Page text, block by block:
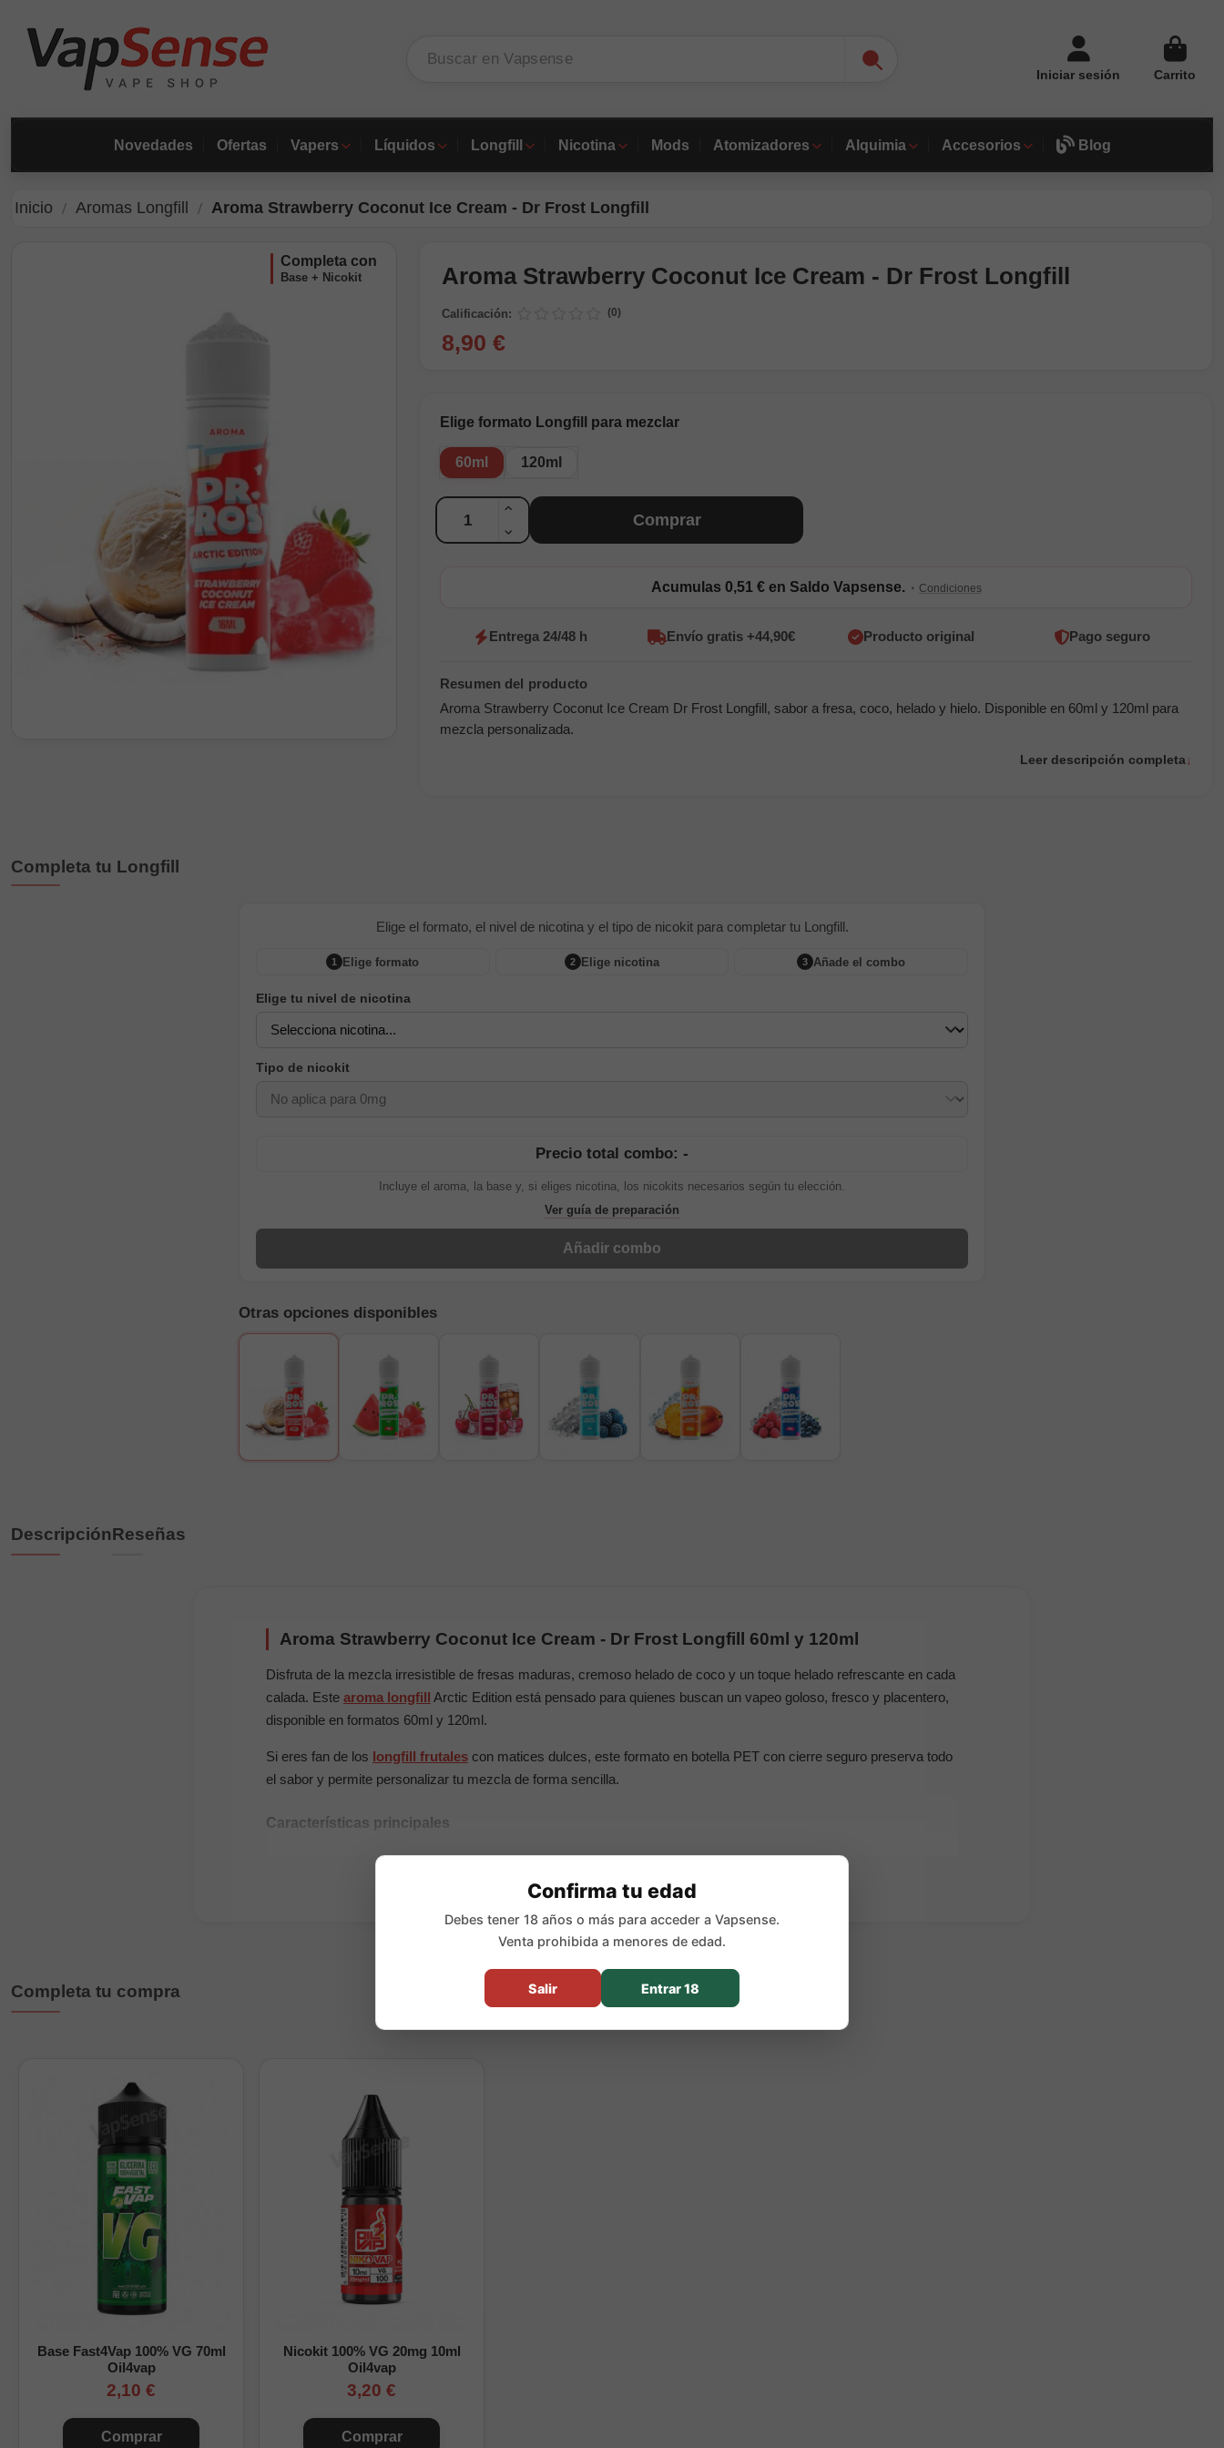
Iniciar sesión Carrito
Novedades Ofertas Vapers Líquidos Longfill Nicotina Mods Atomizadores Alquimia Accesorios Blog
Inicio Aromas Longfill Aroma Strawberry Coconut Ice Cream - Dr Frost Longfill
completa con
Base + Nicokit Aroma Strawberry Coconut Ice Cream - Dr Frost Longfill
Calificación: (0)
8,90 €
Elige formato Longfill para mezclar
60ml 120ml
Cantidad
Comprar
Acumulas 0,51 € en Saldo Vapsense. · Condiciones
Entrega 24/48 h Envío gratis +44,90€ Producto original Pago seguro
Aroma Strawberry Coconut Ice Cream Dr Frost Longfill, sabor a fresa, coco, helado y hielo. Disponible en 60ml y 120ml para
mezcla personalizada.
Leer descripción completa
Completa tu Longfill
Elige el formato, el nivel de nicotina y el tipo de nicokit para completar tu Longfill.
1 Elige formato 2 Elige nicotina 3 Añade el combo
Elige tu nivel de nicotina
Tipo de nicokit
Precio total combo: -
Incluye el aroma, la base y, si eliges nicotina, los nicokits necesarios según tu elección.
Ver guía de preparación
Añadir combo
Otras opciones disponibles
DescripciónReseñas
Aroma Strawberry Coconut Ice Cream - Dr Frost Longfill 60ml y 120ml
Disfruta de la mezcla irresistible de fresas maduras, cremoso helado de coco y un toque helado refrescante en cada
calada. Este aroma longfill Arctic Edition está pensado para quienes buscan un vapeo goloso, fresco y placentero,
disponible en formatos 60ml y 120ml.
Si eres fan de los longfill frutales con matices dulces, este formato en botella PET con cierre seguro preserva todo
el sabor y permite personalizar tu mezcla de forma sencilla.
Características principales
Composición: 100% PG
Formato: 60ml (16ml aroma) / 120ml (24ml aroma)
Sabor: fresa, coco, helado y hielo
Sin nicotina, añadir base y/o nicotina si se desea
¿Cómo preparar tu Longfill?
Completa tu compra
Base Fast4Vap 100% VG 70ml
Oil4vap
2,10 €
Comprar
Nicokit 100% VG 20mg 10ml
Oil4vap
3,20 €
Comprar
Confirma tu edad
Debes tener 18 años o más para acceder a Vapsense.
Venta prohibida a menores de edad.
Salir Entrar 18